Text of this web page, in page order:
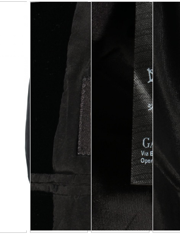
SOLD OUT